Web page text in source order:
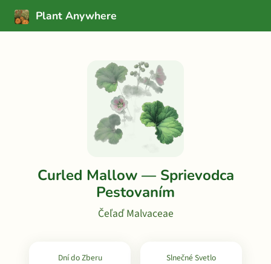
Plant Anywhere
Curled Mallow — Sprievodca
Pestovaním
Čeľaď Malvaceae
Dní do Zberu Slnečné Svetlo